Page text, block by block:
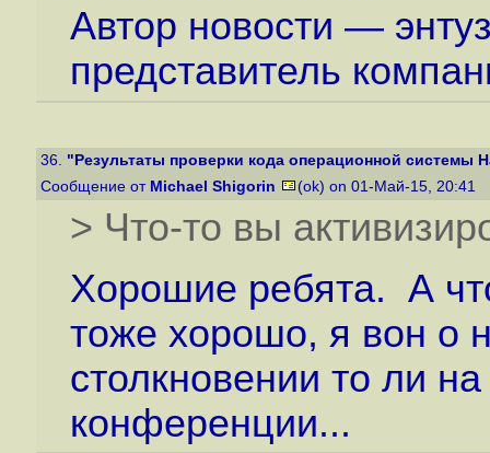
Автор новости —
представитель
36. "Результаты проверки кода операционной системы
Сообщение от Michael Shigorin (ok) on 01-Май-15, 20:41
> Что-то вы
Хорошие ребята. А
тоже хорошо, я вон о
столкновении то ли
конференции...